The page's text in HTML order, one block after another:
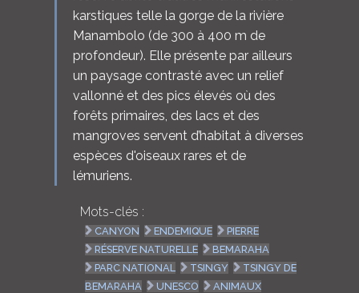
karstiques telle la gorge de la rivière
Manambolo (de 300 à 400 m de
profondeur). Elle présente par ailleurs
un paysage contrasté avec un relief
vallonné et des pics élevés où des
forêts primaires, des lacs et des
mangroves servent d’habitat à diverses
espèces d'oiseaux rares et de
lémuriens.
Mots-clés :
CANYON ENDEMIQUE
PIERRE
RÉSERVE NATURELLE
BEMARAHA
PARC NATIONAL
TSINGY
TSINGY DE
BEMARAHA
UNESCO
ANIMAUX